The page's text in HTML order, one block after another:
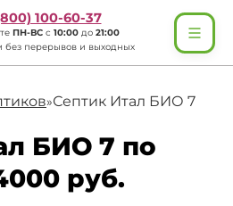
100-60-37
ПН-ВС с 10:00 до 21:00
без перерывов и выходных
»Септик Итал БИО 7
БИО 7 по
руб.